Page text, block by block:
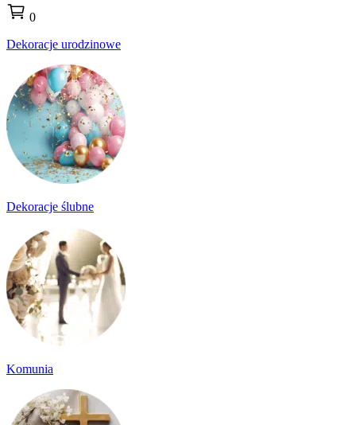
0
Dekoracje urodzinowe
Dekoracje ślubne
Komunia